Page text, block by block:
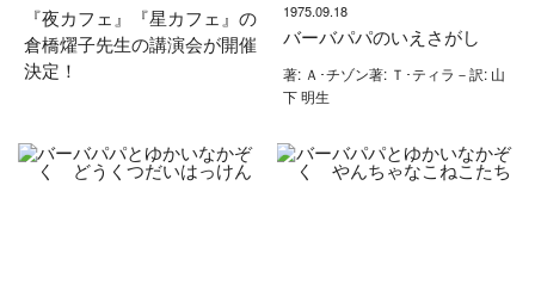
『夜カフェ』『星カフェ』の
倉橋燿子先生の講演会が開催
決定！
1975.09.18
バーバパパのいえさがし
著: Ａ･チゾン著: Ｔ･ティラ－訳: 山
下 明生